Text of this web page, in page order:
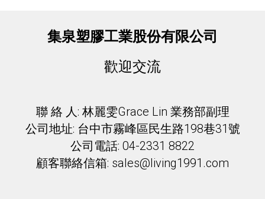
集泉塑膠工業股份有限公司
歡迎交流
聯 絡 人: 林麗雯Grace Lin 業務部副理
公司地址: 台中市霧峰區民生路198巷31號
公司電話: 04-2331 8822
顧客聯絡信箱: sales@living1991.com